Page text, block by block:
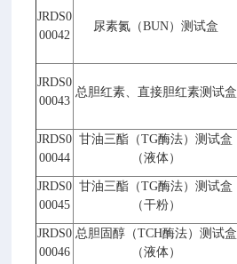
JRDS0
00042
尿素氮（BUN）测试盒
JRDS0
00043
总胆红素、直接胆红素测试盒
JRDS0
00044
甘油三酯（TG酶法）测试盒
（液体）
JRDS0
00045
甘油三酯（TG酶法）测试盒
（干粉）
JRDS0
00046
总胆固醇（TCH酶法）测试盒
（液体）